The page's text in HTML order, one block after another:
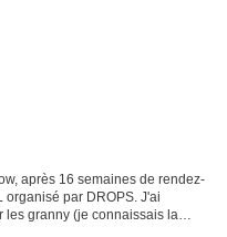
après 16 semaines de rendez-
par DROPS. J'ai
les granny (je connaissais la